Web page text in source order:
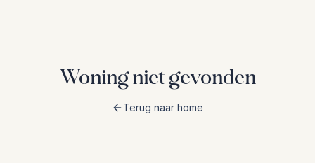
Woning niet gevonden
Terug naar home